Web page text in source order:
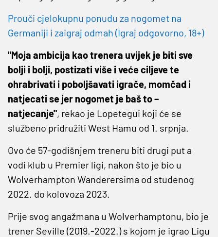
Prouči cjelokupnu ponudu za nogomet na
Germaniji i zaigraj odmah (Igraj odgovorno, 18+)
"Moja ambicija kao trenera uvijek je biti sve
bolji i bolji, postizati više i veće ciljeve te
ohrabrivati ​​i poboljšavati igrače, momčad i
natjecati se jer nogomet je baš to –
natjecanje", rekao je Lopetegui koji će se
službeno pridružiti West Hamu od 1. srpnja.
Ovo će 57-godišnjem treneru biti drugi put a
vodi klub u Premier ligi, nakon što je bio u
Wolverhampton Wanderersima od studenog
2022. do kolovoza 2023.
Prije svog angažmana u Wolverhamptonu, bio je
trener Seville (2019.-2022.) s kojom je igrao Ligu